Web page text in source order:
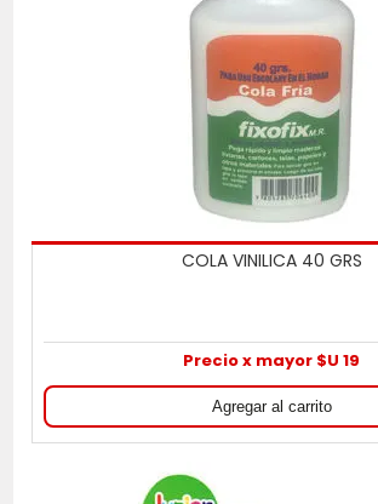
COLA VINILICA 40 GRS
Precio x mayor $U 19